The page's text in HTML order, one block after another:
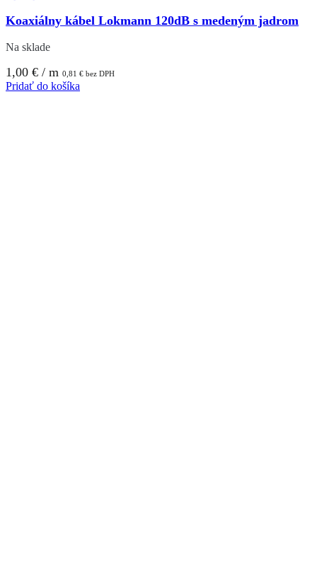
Koaxiálny kábel Lokmann 120dB s medeným jadrom
Na sklade
1,00 € / m 0,81 € bez DPH
Pridať do košíka